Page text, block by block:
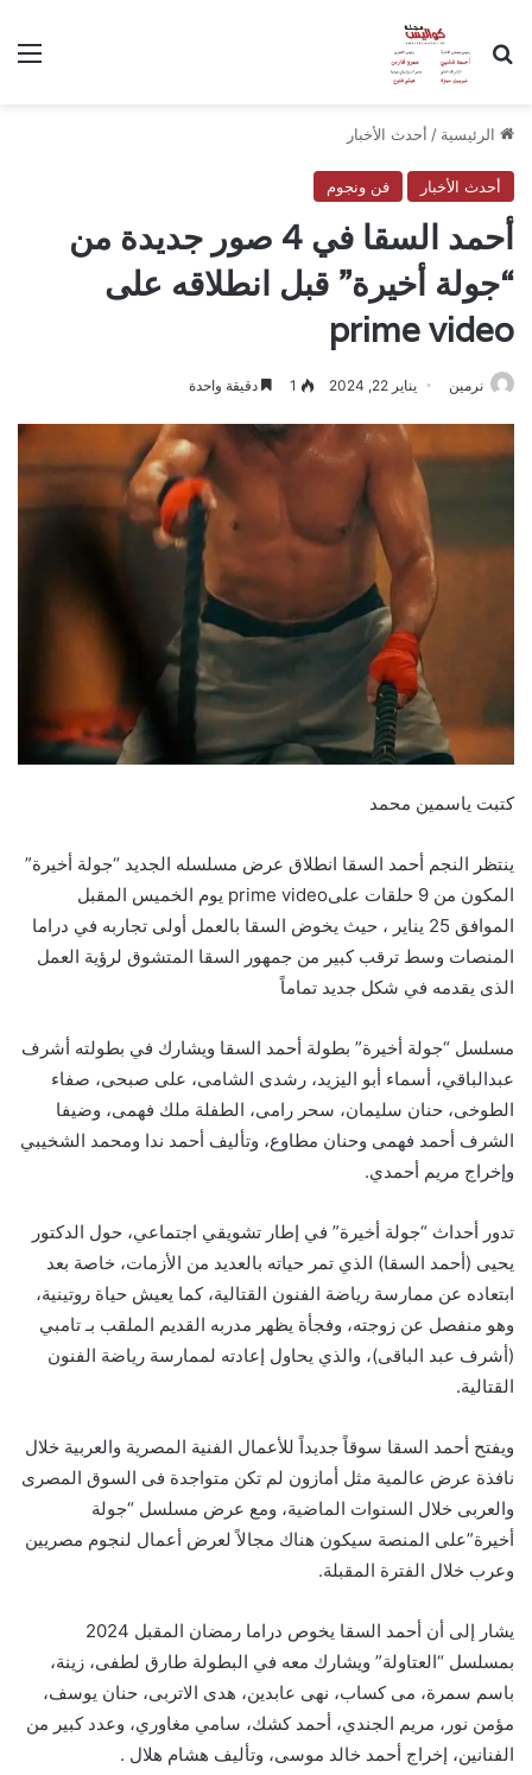
بحث عن
الرئيسية / أحدث الأخبار
أحدث الأخبار فن ونجوم
أحمد السقا في 4 صور جديدة من
“جولة أخيرة” قبل انطلاقه على
prime video
نرمين يناير 22, 2024 1 دقيقة واحدة
كتبت ياسمين محمد
ينتظر النجم أحمد السقا انطلاق عرض مسلسله الجديد “جولة أخيرة”
المكون من 9 حلقات علىprime video يوم الخميس المقبل
الموافق 25 يناير ، حيث يخوض السقا بالعمل أولى تجاربه في دراما
المنصات وسط ترقب كبير من جمهور السقا المتشوق لرؤية العمل
الذى يقدمه في شكل جديد تماماً
مسلسل “جولة أخيرة” بطولة أحمد السقا ويشارك في بطولته أشرف
عبدالباقي، أسماء أبو اليزيد، رشدى الشامى، على صبحى، صفاء
الطوخى، حنان سليمان، سحر رامى، الطفلة ملك فهمى، وضيفا
الشرف أحمد فهمى وحنان مطاوع، وتأليف أحمد ندا ومحمد الشخيبي
وإخراج مريم أحمدي.
تدور أحداث “جولة أخيرة” في إطار تشويقي اجتماعي، حول الدكتور
يحيى (أحمد السقا) الذي تمر حياته بالعديد من الأزمات، خاصة بعد
ابتعاده عن ممارسة رياضة الفنون القتالية، كما يعيش حياة روتينية،
وهو منفصل عن زوجته، وفجأة يظهر مدربه القديم الملقب بـ تامبي
(أشرف عبد الباقى)، والذي يحاول إعادته لممارسة رياضة الفنون
القتالية.
ويفتح أحمد السقا سوقاً جديداً للأعمال الفنية المصرية والعربية خلال
نافذة عرض عالمية مثل أمازون لم تكن متواجدة فى السوق المصرى
والعربى خلال السنوات الماضية، ومع عرض مسلسل “جولة
أخيرة”على المنصة سيكون هناك مجالاً لعرض أعمال لنجوم مصريين
وعرب خلال الفترة المقبلة.
يشار إلى أن أحمد السقا يخوص دراما رمضان المقبل 2024
بمسلسل “العتاولة” ويشارك معه في البطولة طارق لطفى، زينة،
باسم سمرة، مى كساب، نهى عابدين، هدى الاتربى، حنان يوسف،
مؤمن نور، مريم الجندي، أحمد كشك، سامي مغاوري، وعدد كبير من
الفنانين، إخراج أحمد خالد موسى، وتأليف هشام هلال .